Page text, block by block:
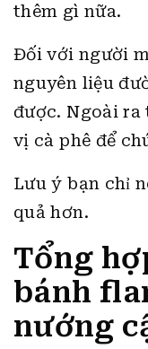
thêm gì nữa.
Đối với người
nguyên liệu
được. Ngoài ra
vị cà phê để
Lưu ý bạn chỉ
quả hơn.
Tổng
bánh
nướng